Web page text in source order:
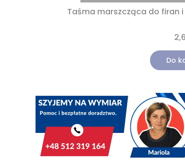
Taśma marszcząca do firan
Do